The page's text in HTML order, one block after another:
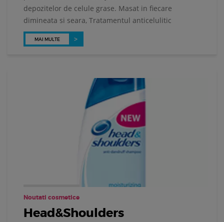
depozitelor de celule grase. Masat in fiecare
dimineata si seara, Tratamentul anticelulitic
MAI MULTE
Noutati cosmetice
Head&Shoulders